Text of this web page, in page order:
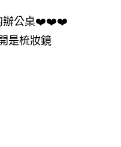
公桌❤️❤️❤️
是梳妝鏡